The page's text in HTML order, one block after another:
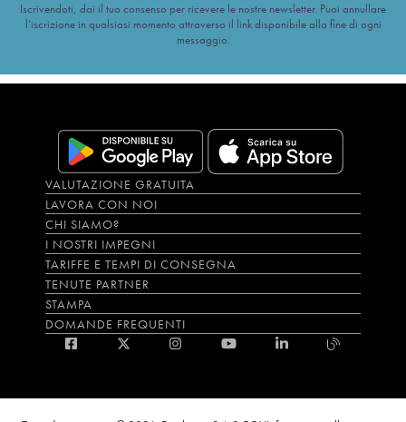
Iscrivendoti, dai il tuo consenso per ricevere le nostre newsletter. Puoi annullare
l’iscrizione in qualsiasi momento attraverso il link disponibile alla fine di ogni
messaggio.
VALUTAZIONE GRATUITA
LAVORA CON NOI
CHI SIAMO?
I NOSTRI IMPEGNI
TARIFFE E TEMPI DI CONSEGNA
TENUTE PARTNER
STAMPA
DOMANDE FREQUENTI